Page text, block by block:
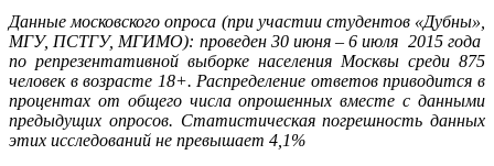
Данные московского опроса (при участии студентов «Дубны»,
МГУ, ПСТГУ, МГИМО): проведен 30 июня – 6 июля 2015 года
по репрезентативной выборке населения Москвы среди 875
человек в возрасте 18+. Распределение ответов приводится в
процентах от общего числа опрошенных вместе с данными
предыдущих опросов. Статистическая погрешность данных
этих исследований не превышает 4,1%